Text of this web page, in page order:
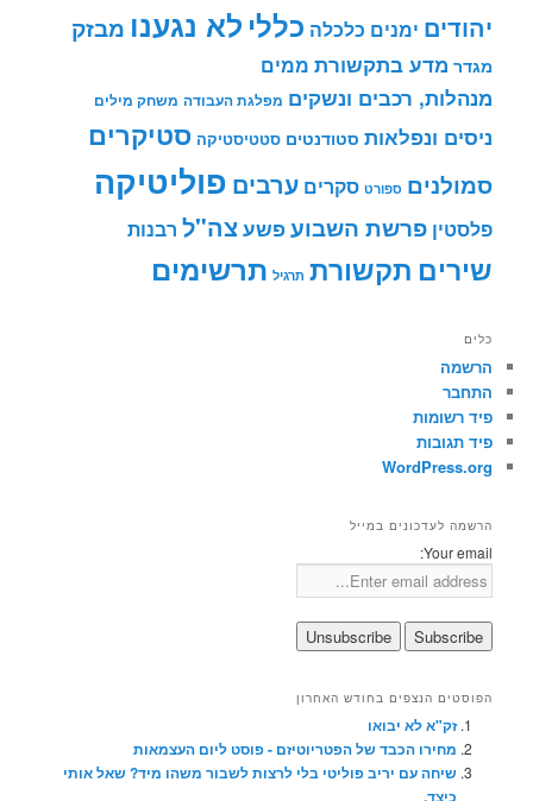
יהודים ימנים כלכלה כללי לא נגענו מבזק
מגדר מדע בתקשורת ממים
מנהלות, רכבים ונשקים מפלגת העבודה משחק מילים
ניסים ונפלאות סטודנטים סטטיסטיקה סטיקרים
סמולנים ספורט סקרים ערבים פוליטיקה
פלסטין פרשת השבועפשעצה"ל רבנות
שירים תקשורת תרגיל תרשימים
כלים
הרשמה
התחבר
פיד רשומות
פיד תגובות
WordPress.org
הרשמה לעדכונים במייל
Your email:
הפוסטים הנצפים בחודש האחרון
זק"א לא יבואו
מחירו הכבד של הפטריוטיזם - פוסט ליום העצמאות
שיחה עם יריב פוליטי בלי לרצות לשבור משהו מיד? שאל אותי
כיצד.